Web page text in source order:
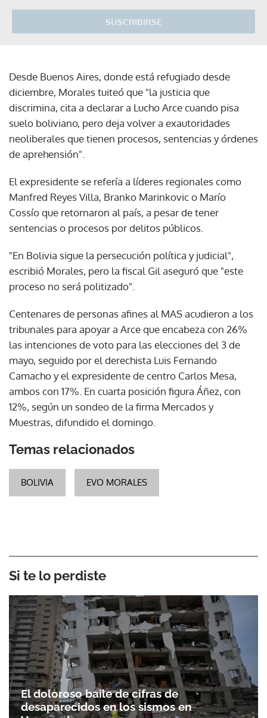
SUSCRIBIRSE
Desde Buenos Aires, donde está refugiado desde
diciembre, Morales tuiteó que "la justicia que
discrimina, cita a declarar a Lucho Arce cuando pisa
suelo boliviano, pero deja volver a exautoridades
neoliberales que tienen procesos, sentencias y órdenes
de aprehensión".
El expresidente se refería a líderes regionales como
Manfred Reyes Villa, Branko Marinkovic o Marío
Cossío que retornaron al país, a pesar de tener
sentencias o procesos por delitos públicos.
"En Bolivia sigue la persecución política y judicial",
escribió Morales, pero la fiscal Gil aseguró que "este
proceso no será politizado".
Centenares de personas afines al MAS acudieron a los
tribunales para apoyar a Arce que encabeza con 26%
las intenciones de voto para las elecciones del 3 de
mayo, seguido por el derechista Luis Fernando
Camacho y el expresidente de centro Carlos Mesa,
ambos con 17%. En cuarta posición figura Áñez, con
12%, según un sondeo de la firma Mercados y
Muestras, difundido el domingo.
Temas relacionados
BOLIVIA EVO MORALES
Si te lo perdiste
El doloroso baile de cifras de
desaparecidos en los sismos en